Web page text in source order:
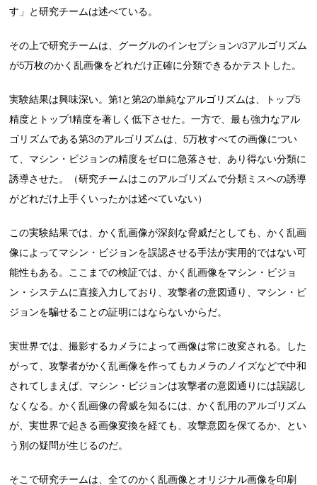
す」と研究チームは述べている。
その上で研究チームは、グーグルのインセプションv3アルゴリズム
が5万枚のかく乱画像をどれだけ正確に分類できるかテストした。
実験結果は興味深い。第1と第2の単純なアルゴリズムは、トップ5
精度とトップ1精度を著しく低下させた。一方で、最も強力なアル
ゴリズムである第3のアルゴリズムは、5万枚すべての画像につい
て、マシン・ビジョンの精度をゼロに急落させ、あり得ない分類に
誘導させた。（研究チームはこのアルゴリズムで分類ミスへの誘導
がどれだけ上手くいったかは述べていない）
この実験結果では、かく乱画像が深刻な脅威だとしても、かく乱画
像によってマシン・ビジョンを誤認させる手法が実用的ではない可
能性もある。ここまでの検証では、かく乱画像をマシン・ビジョ
ン・システムに直接入力しており、攻撃者の意図通り、マシン・ビ
ジョンを騙せることの証明にはならないからだ。
実世界では、撮影するカメラによって画像は常に改変される。した
がって、攻撃者がかく乱画像を作ってもカメラのノイズなどで中和
されてしまえば、マシン・ビジョンは攻撃者の意図通りには誤認し
なくなる。かく乱画像の脅威を知るには、かく乱用のアルゴリズム
が、実世界で起きる画像変換を経ても、攻撃意図を保てるか、とい
う別の疑問が生じるのだ。
そこで研究チームは、全てのかく乱画像とオリジナル画像を印刷